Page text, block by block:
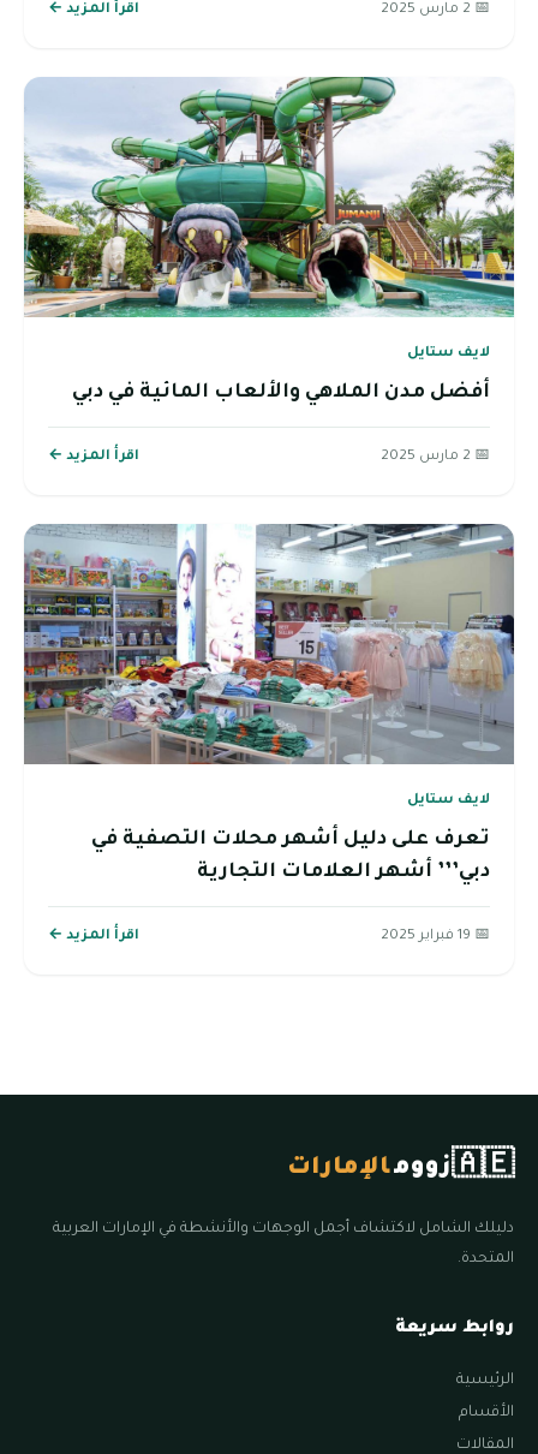
📅 2 مارس 2025 اقرأ المزيد ←
لايف ستايل
أفضل مدن الملاهي والألعاب المائية في دبي
📅 2 مارس 2025 اقرأ المزيد ←
لايف ستايل
تعرف على دليل أشهر محلات التصفية في
دبي’’’ أشهر العلامات التجارية
📅 19 فبراير 2025 اقرأ المزيد ←
🇦🇪زوومالإمارات
دليلك الشامل لاكتشاف أجمل الوجهات والأنشطة في الإمارات العربية
المتحدة.
روابط سريعة
الرئيسية
الأقسام
المقالات